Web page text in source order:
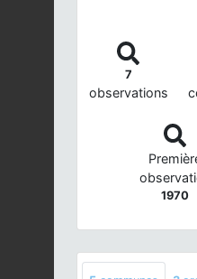
7
observations
1970